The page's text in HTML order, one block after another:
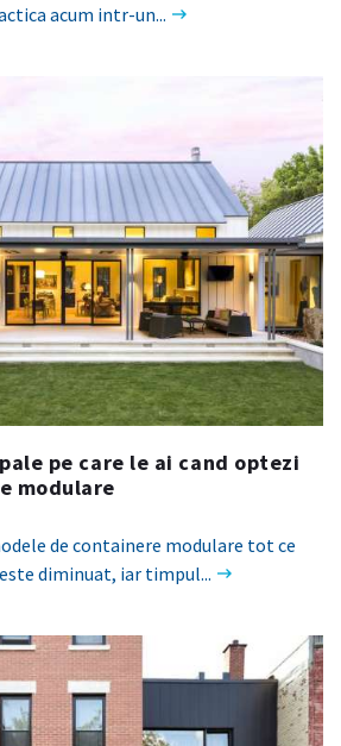
acum intr-un...
pe care le ai cand optezi
modulare
de containere modulare tot ce
diminuat, iar timpul...